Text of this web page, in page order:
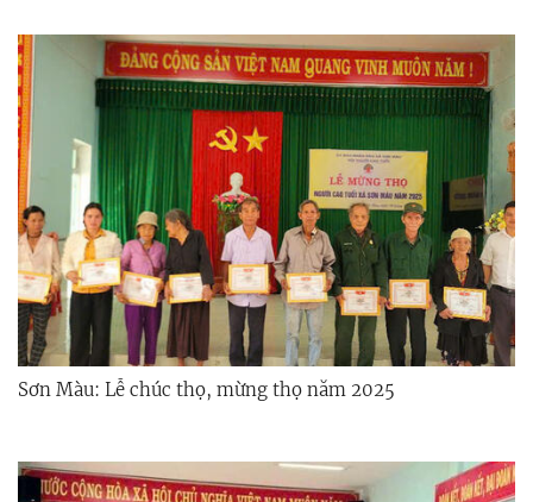
Sơn Màu: Lễ chúc thọ, mừng thọ năm 2025